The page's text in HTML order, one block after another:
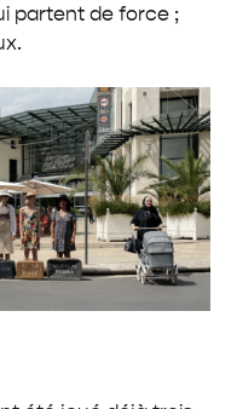
partent de force ;